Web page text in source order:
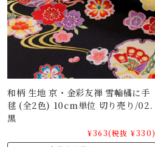
和柄 生地 京・金彩友禅 雪輪橘に手
毬 (全2色) 10cm単位 切り売り/02.
黒
¥363(税抜 ¥330)